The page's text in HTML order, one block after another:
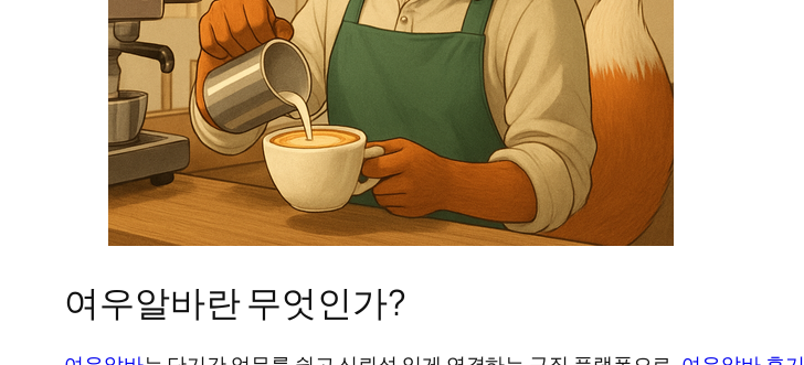
여우알바란 무엇인가?